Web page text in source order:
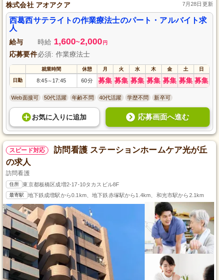
株式会社 アオアクア 7月28日更新
西葛西サテライトの作業療法士のパート・アルバイト求
人
給与 時給 1,600~2,000 円
応募要件必須: 作業療法士
就業時間 休憩 月 火 水 木 金 土 日
日勤 8:45～ 17:45 60分 募集 募集 募集 募集 募集 募集 募集
Web面接可 50代活躍 年齢不問 40代活躍 学歴不問 新卒可
お気に入り に追加 応募画面へ進む
スピード対応
訪問看護 ステーションホームケア光が丘
の求人
訪問看護
住所 東京都板橋区成増2-17-10タカスビル8F
最寄駅 地下鉄成増駅から0.1km、地下鉄赤塚駅から1.4km、和光市駅から2.1km